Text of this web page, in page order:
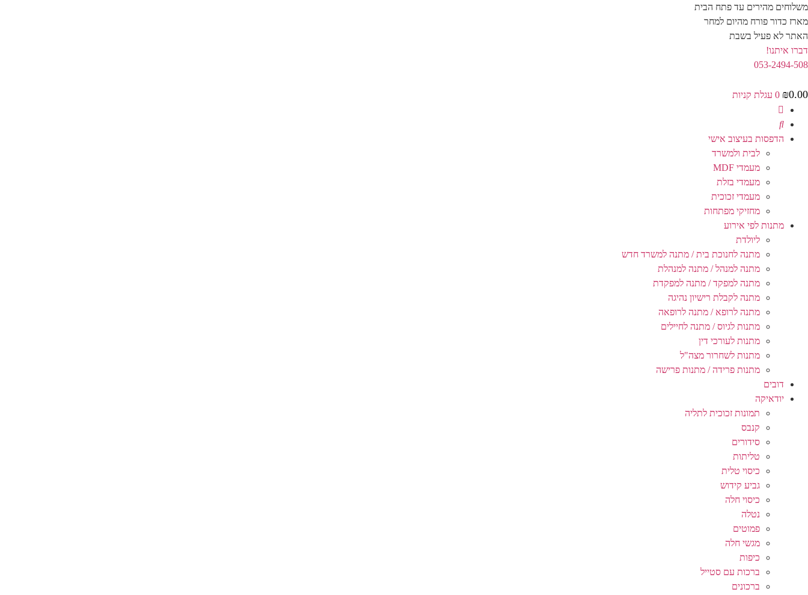
דלג
לתוכן
משלוחים מהירים עד פתח הבית
מארז כדור פורח מהיום למחר
האתר לא פעיל בשבת
דברו איתנו!
053-2494-508
₪0.00
0 עגלת קניות
הדפסות בעיצוב אישי
לבית ולמשרד
מעמדי MDF
מעמדי בזלת
מעמדי זכוכית
מחזיקי מפתחות
מתנות לפי אירוע
ליולדת
מתנה לחנוכת בית / מתנה למשרד חדש
מתנה למנהל / מתנה למנהלת
מתנה למפקד / מתנה למפקדת
מתנה לקבלת רישיון נהיגה
מתנה לרופא / מתנה לרופאה
מתנות לגיוס / מתנה לחיילים
מתנות לעורכי דין
מתנות לשחרור מצה"ל
מתנות פרידה / מתנות פרישה
דובים
יודאיקה
תמונות זכוכית לתליה
קנבס
סידורים
טליתות
כיסוי טלית
גביע קידוש
כיסוי חלה
נטלה
פמוטים
מגשי חלה
כיפות
ברכות עם סטייל
ברכונים